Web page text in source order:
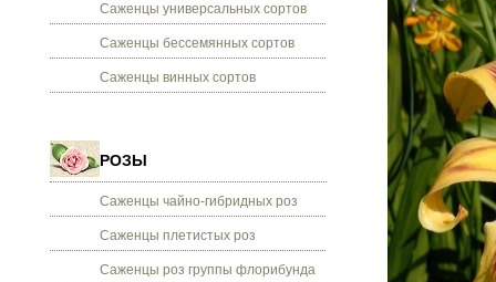
Саженцы универсальных сортов
Саженцы бессемянных сортов
Саженцы винных сортов
РОЗЫ
Саженцы чайно-гибридных роз
Саженцы плетистых роз
Саженцы роз группы флорибунда